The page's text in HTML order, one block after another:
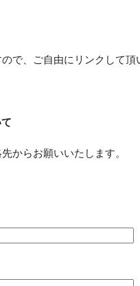
で、ご自由にリンクして頂
からお願いいたします。